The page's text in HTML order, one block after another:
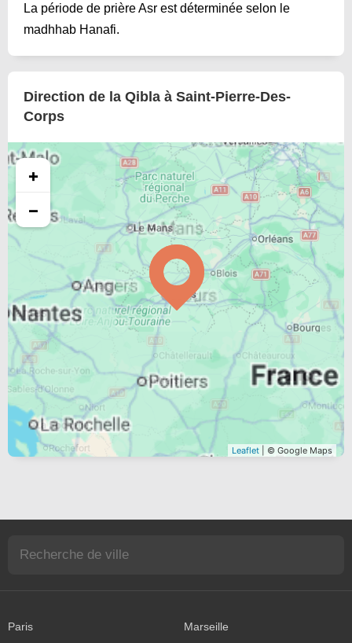
La période de prière Asr est déterminée selon le
madhhab Hanafi.
Direction de la Qibla à Saint-Pierre-Des-
Corps
+
−
Leaflet | © Google Maps
Paris Marseille